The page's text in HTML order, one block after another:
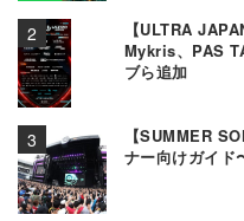
【ULTRA
Mykris、PAS
ブら追加
【SUMMER
ナー向けガイド